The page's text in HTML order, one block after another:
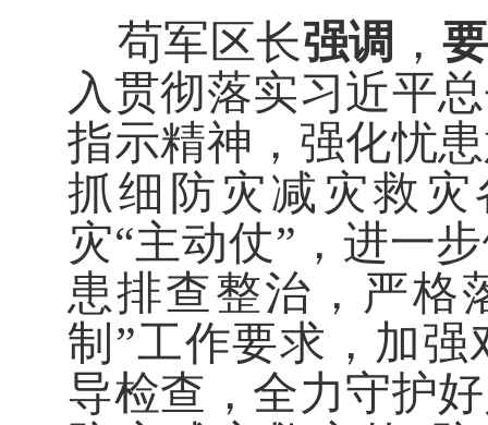
苟军区长强调 ， 要
入贯彻落实习近平
指示精神，强化忧
抓细防灾减灾救
灾“主动仗” ，进一
患排查整治，严格
制 ”工作要求，加强
导检查，全力守护